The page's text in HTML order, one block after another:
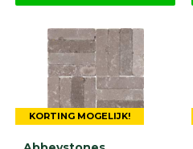
KORTING MOGELIJK!